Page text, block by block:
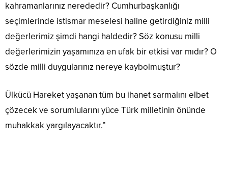
kahramanlarınız nerededir? Cumhurbaşkanlığı
seçimlerinde istismar meselesi haline getirdiğiniz milli
değerlerimiz şimdi hangi haldedir? Söz konusu milli
değerlerimizin yaşamınıza en ufak bir etkisi var mıdır? O
sözde milli duygularınız nereye kaybolmuştur?
Ülkücü Hareket yaşanan tüm bu ihanet sarmalını elbet
çözecek ve sorumlularını yüce Türk milletinin önünde
muhakkak yargılayacaktır.”